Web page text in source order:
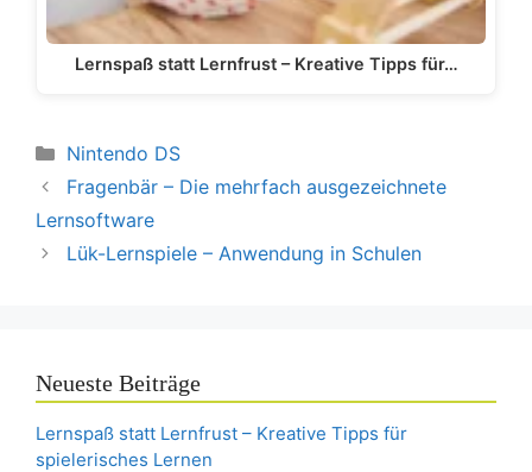
Lernspaß statt Lernfrust – Kreative Tipps für…
Kategorien
Nintendo DS
Fragenbär – Die mehrfach ausgezeichnete
Lernsoftware
Lük-Lernspiele – Anwendung in Schulen
Neueste Beiträge
Lernspaß statt Lernfrust – Kreative Tipps für
spielerisches Lernen